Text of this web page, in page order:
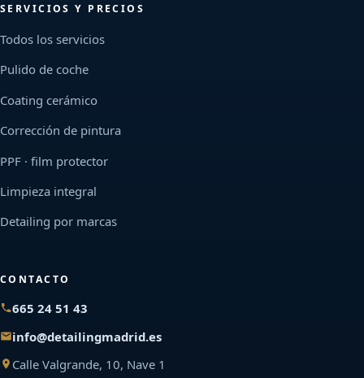
SERVICIOS Y PRECIOS
Todos los servicios
Pulido de coche
Coating cerámico
Corrección de pintura
PPF · film protector
Limpieza integral
Detailing por marcas
CONTACTO
665 24 51 43
info@detailingmadrid.es
Calle Valgrande, 10, Nave 1